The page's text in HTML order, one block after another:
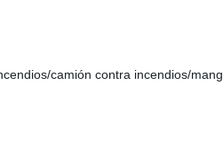
camión contra incendios/